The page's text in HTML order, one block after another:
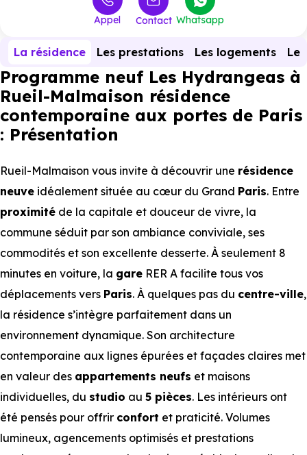
Appel Contact Whatsapp
La résidence Les prestations Les logements Le
Programme neuf Les Hydrangeas à
Rueil-Malmaison résidence
contemporaine aux portes de Paris
: Présentation
Rueil-Malmaison vous invite à découvrir une résidence
neuve idéalement située au cœur du Grand Paris. Entre
proximité de la capitale et douceur de vivre, la
commune séduit par son ambiance conviviale, ses
commodités et son excellente desserte. À seulement 8
minutes en voiture, la gare RER A facilite tous vos
déplacements vers Paris. À quelques pas du centre-ville,
la résidence s’intègre parfaitement dans un
environnement dynamique. Son architecture
contemporaine aux lignes épurées et façades claires met
en valeur des appartements neufs et maisons
individuelles, du studio au 5 pièces. Les intérieurs ont
été pensés pour offrir confort et praticité. Volumes
lumineux, agencements optimisés et prestations